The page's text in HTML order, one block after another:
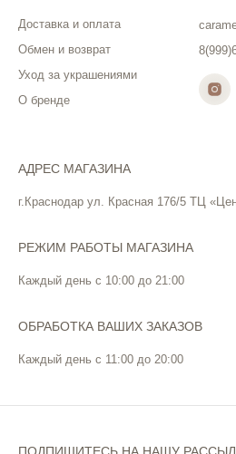
Доставка и оплата
Обмен и возврат
Уход за украшениями
О бренде
АДРЕС МАГАЗИНА
г.Краснодар ул. Красная 176/5 ТЦ
ОБРАБОТКА ВАШИХ ЗАКАЗОВ
Каждый день с 11:00 до 20:00
РЕЖИМ РАБОТЫ МАГАЗИНА
Каждый день с 10:00 до 21:00